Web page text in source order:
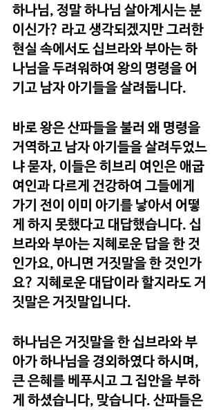
하나님, 정말 하나님 살아계시는 분
이신가? 라고 생각되겠지만 그러한
현실 속에서도 십브라와 부아는 하
나님을 두려워하여 왕의 명령을 어
기고 남자 아기들을 살려둡니다.
바로 왕은 산파들을 불러 왜 명령을
거역하고 남자 아기들을 살려두었느
냐 묻자, 이들은 히브리 여인은 애굽
여인과 다르게 건강하여 그들에게
가기 전이 이미 아기를 낳아서 어떻
게 하지 못했다고 대답했습니다. 십
브라와 부아는 지혜로운 답을 한 것
인가요, 아니면 거짓말을 한 것인가
요? 지혜로운 대답이라 할지라도 거
짓말은 거짓말입니다.
하나님은 거짓말을 한 십브라와 부
아가 하나님을 경외하였다 하시며,
큰 은혜를 베푸시고 그 집안을 부하
게 하셨습니다, 맞습니다. 산파들은